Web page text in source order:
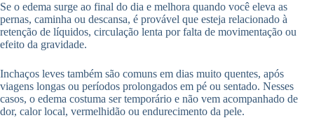
Se o edema surge ao final do dia e melhora quando você eleva as
pernas, caminha ou descansa, é provável que esteja relacionado à
retenção de líquidos, circulação lenta por falta de movimentação ou
efeito da gravidade.
Inchaços leves também são comuns em dias muito quentes, após
viagens longas ou períodos prolongados em pé ou sentado. Nesses
casos, o edema costuma ser temporário e não vem acompanhado de
dor, calor local, vermelhidão ou endurecimento da pele.